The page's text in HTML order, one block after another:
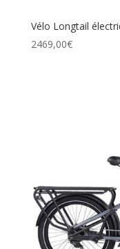
Vélo Longtail
2469,00€